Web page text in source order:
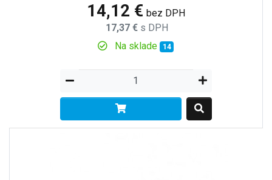
14,12 € bez DPH
17,37 € s DPH
Na sklade
14